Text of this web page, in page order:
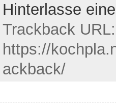
Hinterlasse
Trackback URL:
https://
ackback/